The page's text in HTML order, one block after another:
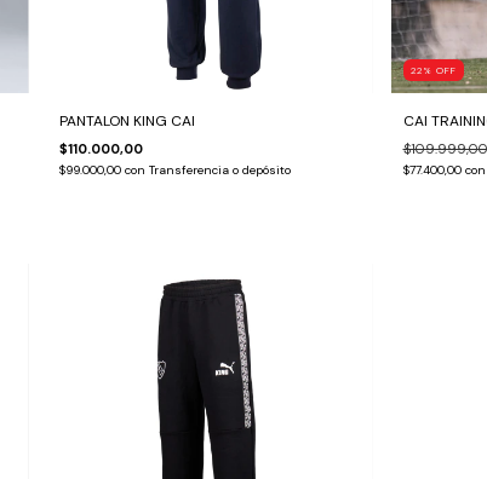
PANTALON KING CAI
$110.000,00
$99.000,00 con Transferencia o depósito
22 % OFF
CAI
$109.999,00
$77.400,00 con